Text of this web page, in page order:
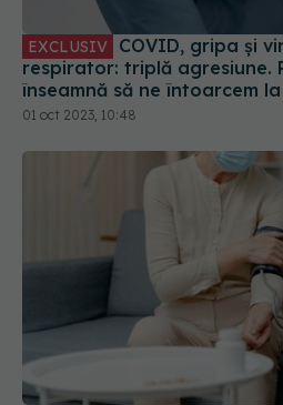
EXCLUSIV
respirator: triplă agresiune.
înseamnă să ne întoarcem
timpul pandemiei!
01 oct 2023, 10:48